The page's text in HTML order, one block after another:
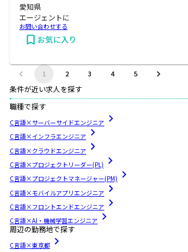
愛知県
エージェントに
お問い合わせする
お気に入り
1 2 3 4 5
条件が近い求人を探す
職種で探す
C言語×サーバーサイドエンジニア
C言語×インフラエンジニア
C言語×クラウドエンジニア
C言語×プロジェクトリーダー(PL)
C言語×プロジェクトマネージャー(PM)
C言語×モバイルアプリエンジニア
C言語×フロントエンドエンジニア
C言語×AI・機械学習エンジニア
周辺の勤務地で探す
C言語×東京都